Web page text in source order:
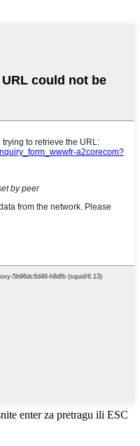
enter za pretragu ili ESC